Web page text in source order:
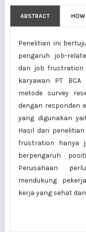
ABSTRACT HOW
Penelitian ini
pengaruh job-
dan job frustration
karyawan PT
metode survey
dengan responden
yang digunakan
Hasil dari
frustration hanya
berpengaruh
Perusahaan
mendukung
kerja yang sehat